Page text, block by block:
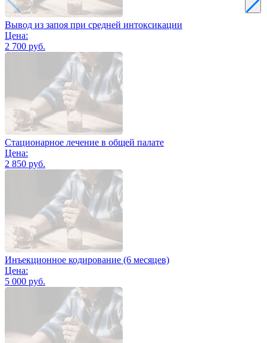
Вывод из запоя при средней интоксикации
Цена:
2 700 руб.
Стационарное лечение в общей палате
Цена:
2 850 руб.
Инъекционное кодирование (6 месяцев)
Цена:
5 000 руб.